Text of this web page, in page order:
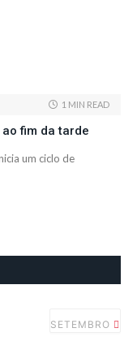
1 MIN READ
fim da tarde
um ciclo de
SETEMBRO